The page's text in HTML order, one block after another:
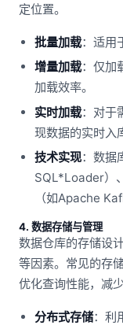
定位置。
批量加载：适用
增量加载：仅加
加载效率。
实时加载：对于
现数据的实时入
技术实现：数据
SQL*Loader）
（如Apache
4. 数据存储与管理
数据仓库的存储设
等因素。常见的存
优化查询性能，减
分布式存储：利